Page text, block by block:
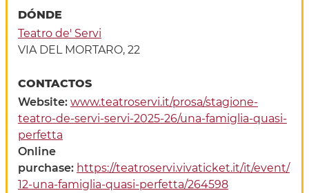
DÓNDE
Teatro de' Servi
VIA DEL MORTARO, 22
CONTACTOS
Website: www.teatroservi.it/prosa/stagione-
teatro-de-servi-servi-2025-26/una-famiglia-quasi-
perfetta
Online
purchase: https://teatroservi.vivaticket.it/it/event/
12-una-famiglia-quasi-perfetta/264598